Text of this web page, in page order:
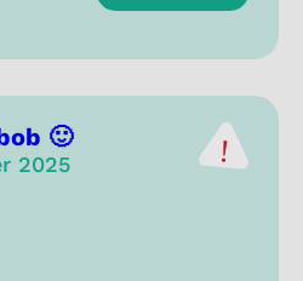
🙂
2025